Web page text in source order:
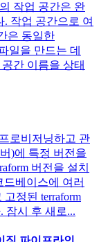
작업 공간은 완
작업 공간으로 여
은 동일한
일을 만드는 데
간 이름을 상태
로비저닝하고 관
)에 특정 버전을
버전을 설치
베이스에 여러
정된 terraform
잠시 후 새로...